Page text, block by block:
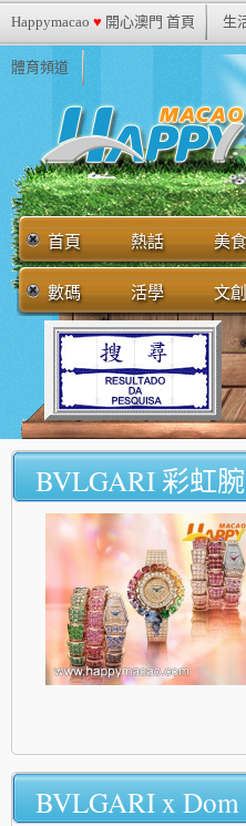
Happymacao ♥ 開心澳門 首頁 生
體育頻道
首頁 熱話 美食
數碼 活學 文創
BVLGARI 彩虹
BVLGARI x